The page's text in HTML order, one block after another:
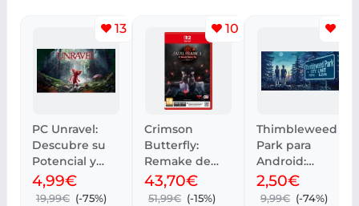
13
PC Unravel:
Descubre su
Potencial y
Rendimiento
4,99€
19,99€ (-75%)
10
Crimson
Butterfly:
Remake de
Fatal Frame II
43,70€
51,99€ (-15%)
Thimbleweed
Park para
Android:
Aventura
Retro
2,50€
9,99€ (-74%)